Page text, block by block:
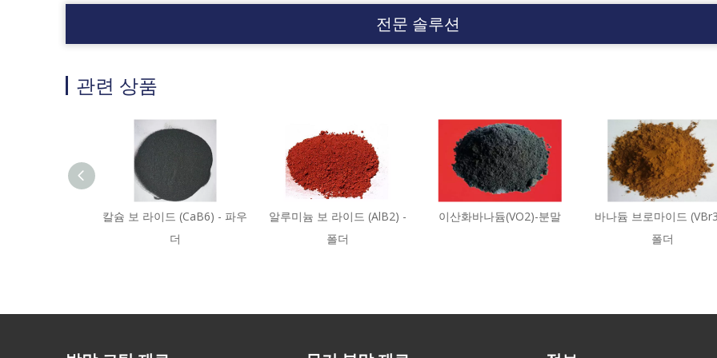
전문 솔루션
관련 상품
칼슘 보 라이드 (CaB6) - 파우
더
알루미늄 보 라이드 (AlB2) -
폴더
이산화바나듐(VO2)-분말
바나듐 브로마이드
폴더